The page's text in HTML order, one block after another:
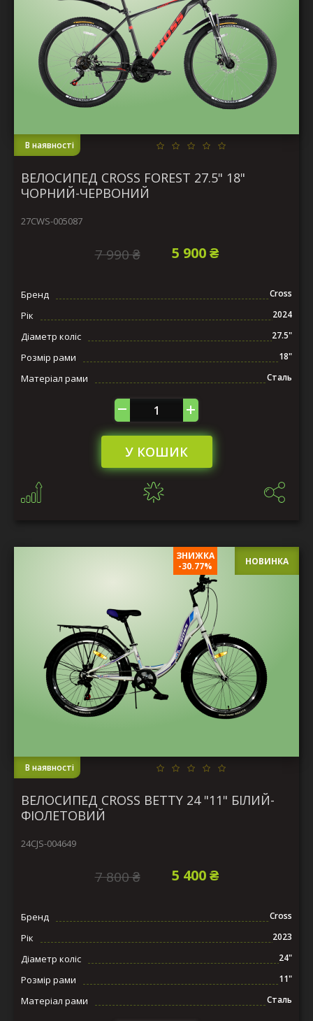
В наявності
ВЕЛОСИПЕД CROSS FOREST 27.5" 18"
ЧОРНИЙ-ЧЕРВОНИЙ
27CWS-005087
5 900 ₴
7 990 ₴
Бренд Cross
Рік 2024
Діаметр коліс 27.5"
Розмір рами 18"
Матеріал рами Сталь
У КОШИК
ЗНИЖКА
-30.77%
НОВИНКА
В наявності
ВЕЛОСИПЕД CROSS BETTY 24 "11" БІЛИЙ-
ФІОЛЕТОВИЙ
24CJS-004649
5 400 ₴
7 800 ₴
Бренд Cross
Рік 2023
Діаметр коліс 24"
Розмір рами 11"
Матеріал рами Сталь